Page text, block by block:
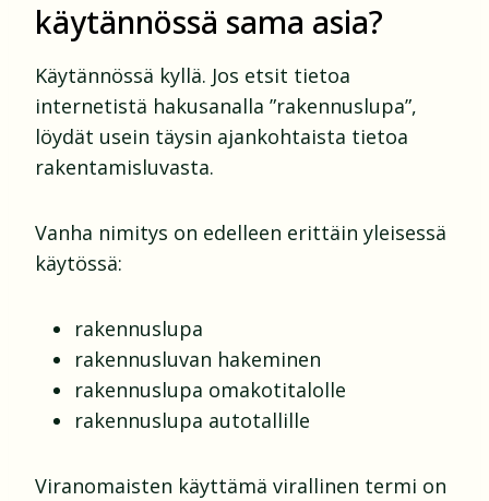
käytännössä sama asia?
Käytännössä kyllä. Jos etsit tietoa
internetistä hakusanalla ”rakennuslupa”,
löydät usein täysin ajankohtaista tietoa
rakentamisluvasta.
Vanha nimitys on edelleen erittäin yleisessä
käytössä:
rakennuslupa
rakennusluvan hakeminen
rakennuslupa omakotitalolle
rakennuslupa autotallille
Viranomaisten käyttämä virallinen termi on